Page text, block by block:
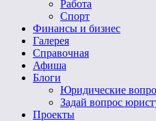
Работа
Спорт
Финансы и бизнес
Галерея
Справочная
Афиша
Блоги
Юридические
Задай вопрос
Проекты